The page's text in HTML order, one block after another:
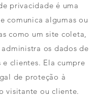
privacidade é uma
comunica algumas ou
como um site coleta,
os dados de
e clientes. Ela cumpre
de proteção à
visitante ou cliente.